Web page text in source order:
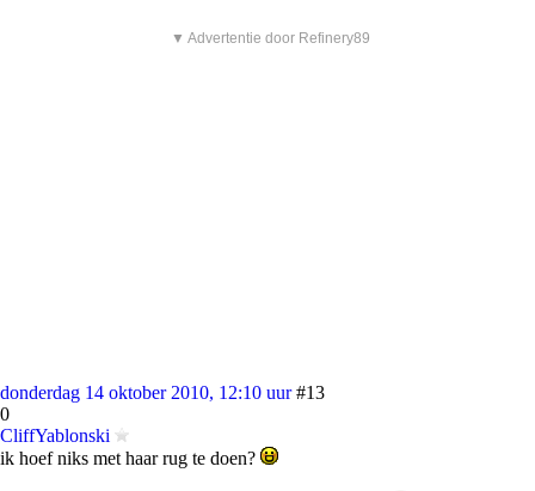
▼ Advertentie door Refinery89
donderdag 14 oktober 2010, 12:10 uur #13
0
CliffYablonski
ik hoef niks met haar rug te doen?